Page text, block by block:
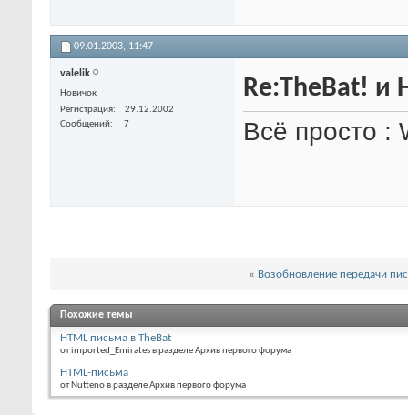
09.01.2003, 11:47
valelik
Новичок
Регистрация
29.12.2002
Сообщений
7
Re:TheBat! и
Всё просто :
« Возобновление передачи
Похожие темы
HTML письма в TheBat
от imported_Emirates в разделе Архив первого форума
HTML-письма
от Nutteno в разделе Архив первого форума